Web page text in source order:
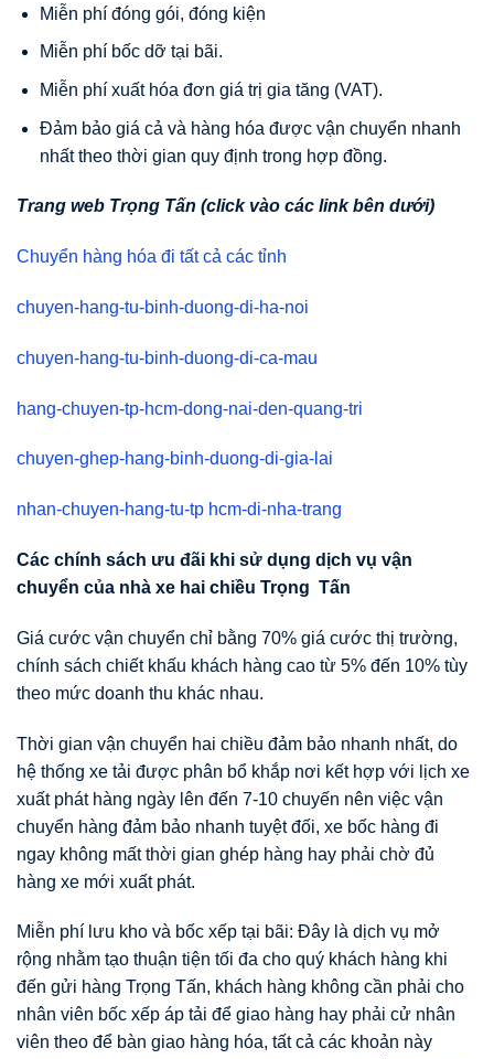
Miễn phí đóng gói, đóng kiện
Miễn phí bốc dỡ tại bãi.
Miễn phí xuất hóa đơn giá trị gia tăng (VAT).
Đảm bảo giá cả và hàng hóa được vận chuyển nhanh
nhất theo thời gian quy định trong hợp đồng.
Trang web Trọng Tấn (click vào các link bên dưới)
Chuyển hàng hóa đi tất cả các tỉnh
chuyen-hang-tu-binh-duong-di-ha-noi
chuyen-hang-tu-binh-duong-di-ca-mau
hang-chuyen-tp-hcm-dong-nai-den-quang-tri
chuyen-ghep-hang-binh-duong-di-gia-lai
nhan-chuyen-hang-tu-tp hcm-di-nha-trang
Các chính sách ưu đãi khi sử d ụng d ịch vụ vận
chuyển của nhà xe hai chiều Trọng Tấn
Giá cước vận chuyển chỉ bằng 70% giá cước thị trường,
chính sách chiết khấu khách hàng cao từ 5% đến 10% tùy
theo mức doanh thu khác nhau.
Thời gian vận chuyển hai chiều đảm bảo nhanh nhất, do
hệ thống xe tải được phân bổ khắp nơi kết hợp với lịch xe
xuất phát hàng ngày lên đến 7-10 chuyến nên việc vận
chuyển hàng đảm bảo nhanh tuyệt đối, xe bốc hàng đi
ngay không mất thời gian ghép hàng hay phải chờ đủ
hàng xe mới xuất phát.
Miễn phí lưu kho và bốc xếp tại bãi: Đây là dịch vụ mở
rộng nhằm tạo thuận tiện tối đa cho quý khách hàng khi
đến gửi hàng Trọng Tấn, khách hàng không cần phải cho
nhân viên bốc xếp áp tải để giao hàng hay phải cử nhân
viên theo để bàn giao hàng hóa, tất cả các khoản này